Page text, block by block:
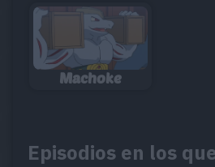
Machoke
Episodios en los